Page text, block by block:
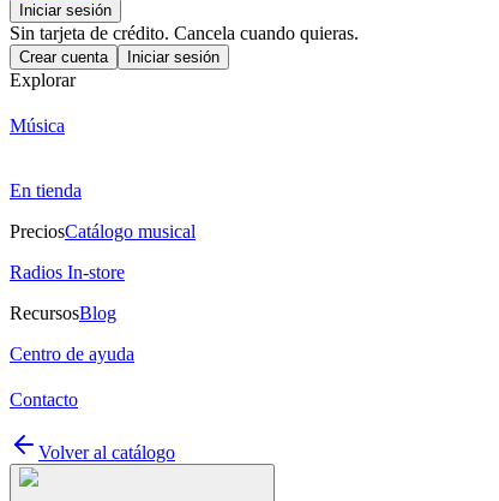
Iniciar sesión
Sin tarjeta de crédito. Cancela cuando quieras.
Crear cuenta Iniciar sesión
Explorar
Música
En tienda
PreciosCatálogo musical
Radios In-store
RecursosBlog
Centro de ayuda
Contacto
Volver al catálogo